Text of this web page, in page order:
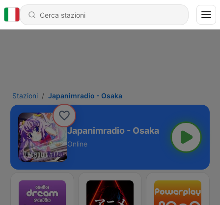
Stazioni Japanimradio - Osaka
Japanimradio - Osaka
Online